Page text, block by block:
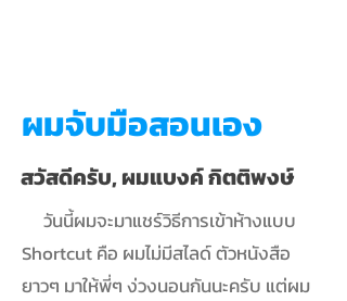
ผมจับมือสอนเอง
สวัสดีครับ, ผมแบงค์ กิตติพงษ์
วันนี้ผมจะมาแชร์วิธีการเข้าห้างแบบ
Shortcut คือ ผมไม่มีสไลด์ ตัวหนังสือ
ยาวๆ มาให้พี่ๆ ง่วงนอนกันนะครับ แต่ผม